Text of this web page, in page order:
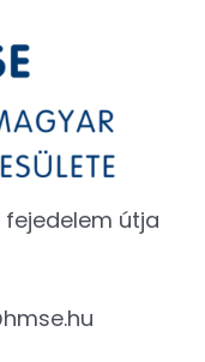
fejedelem útja